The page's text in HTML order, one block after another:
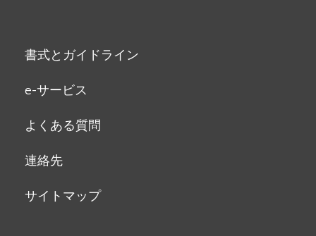
書式とガイドライン
e-サービス
よくある質問
連絡先
サイトマップ